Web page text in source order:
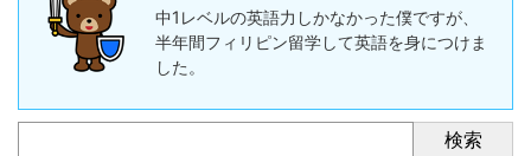
中1レベルの英語力しかなかった僕ですが、
半年間フィリピン留学して英語を身につけま
した。
検索